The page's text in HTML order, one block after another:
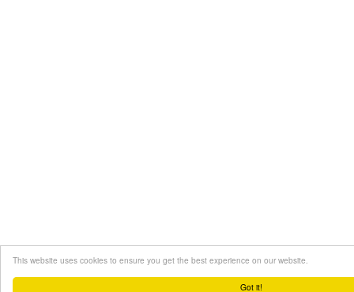
Got it!
This website uses cookies to ensure you get the best experience on our website.